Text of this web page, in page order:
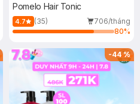
Bản Mới 140ml
Pomelo Hair Tonic
4.7 (35)
706/tháng
80%
-44%